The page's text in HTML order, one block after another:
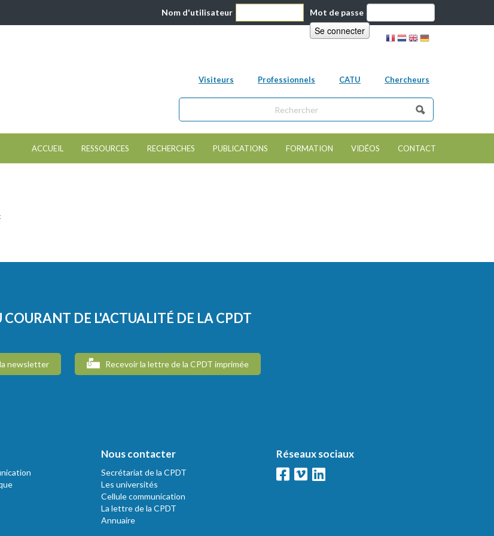
Nom d'utilisateur Mot de passe
Visiteurs Professionnels CATU Chercheurs
Formulaire de recherche
Chercher dans ce site
ACCUEIL RESSOURCES RECHERCHES PUBLICATIONS FORMATION VIDÉOS CONTACT
COURANT DE L'ACTUALITÉ DE LA CPDT
newsletter Recevoir la lettre de la CPDT imprimée
Nous contacter
Secrétariat de la CPDT
Les universités
Cellule communication
La lettre de la CPDT
Annuaire
Réseaux sociaux